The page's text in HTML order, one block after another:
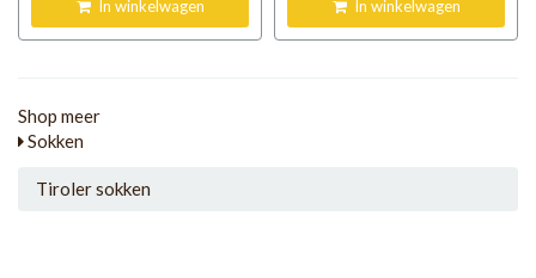
In winkelwagen In winkelwagen
Shop meer
Sokken
Tiroler sokken